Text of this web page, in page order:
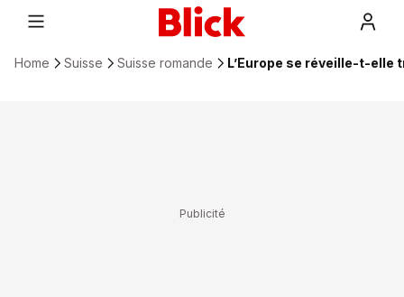
Home Suisse Suisse romande L’Europe se réveille-t-elle